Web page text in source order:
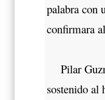
palabra con
confirmara
Pilar
sostenido al